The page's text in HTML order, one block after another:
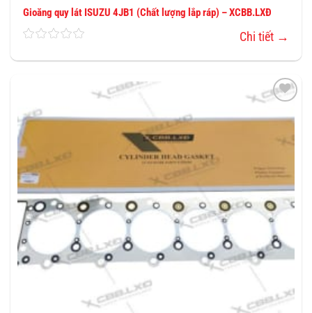
Gioăng quy lát ISUZU 4JB1 (Chất lượng lắp ráp) – XCBB.LXĐ
Chi tiết →
THÊM